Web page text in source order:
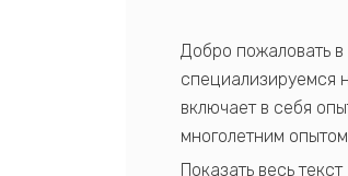
Добро пожаловать
специализируемся
включает в себя
многолетним
качественный